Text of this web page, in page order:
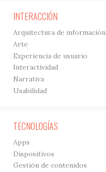
INTERACCIÓN
Arquitectura de información
Arte
Experiencia de usuario
Interactividad
Narrativa
Usabilidad
TECNOLOGÍAS
Apps
Dispositivos
Gestión de contenidos